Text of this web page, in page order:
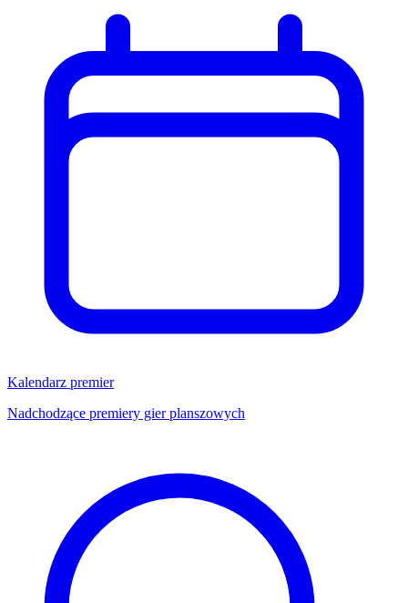
Kalendarz premier
Nadchodzące premiery gier planszowych